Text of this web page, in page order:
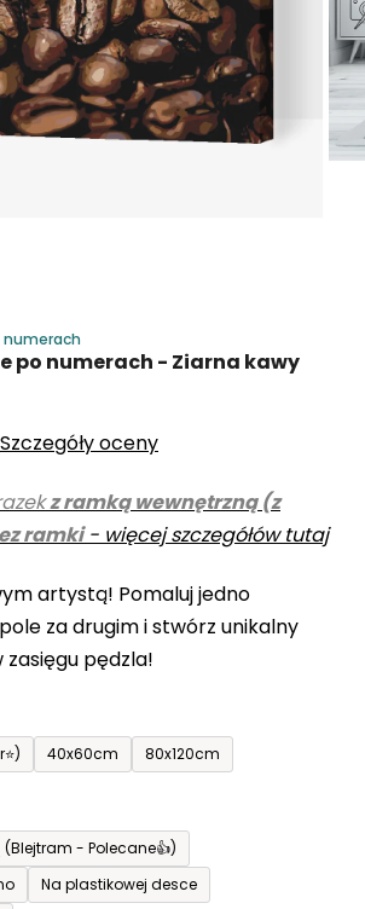
z ramką wewnętrzną (z
ramki- więcej szczegółów tutaj
artystą! Pomaluj jedno
za drugim i stwórz unikalny
zasięgu pędzla!
40x60cm 80x120cm
- Polecane👍)
Na plastikowej desce
numerach
po numerach - Ziarna kawy
Szczegóły oceny